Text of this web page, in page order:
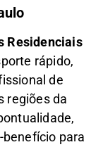
Residenciais
rápido,
de
regiões da
para